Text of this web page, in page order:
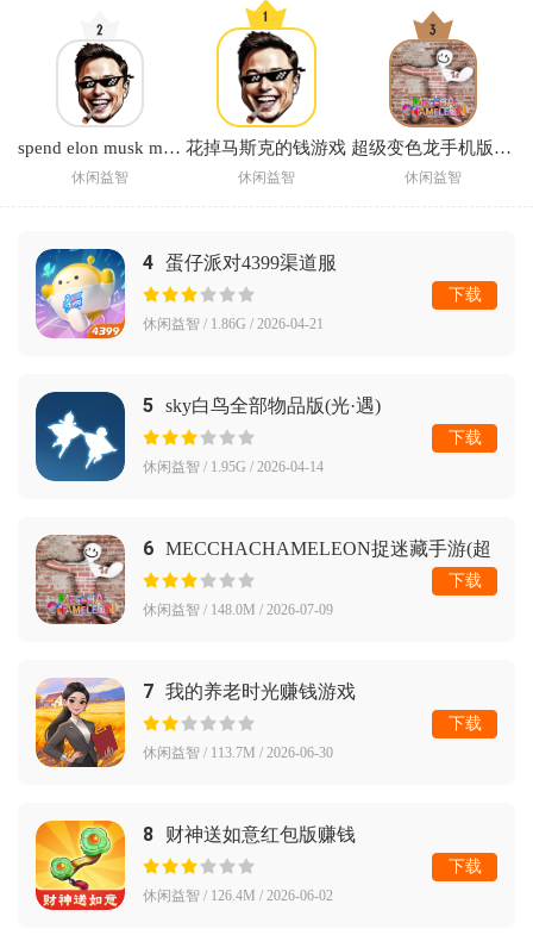
spend elon musk money中文版下载(花掉马斯克的钱)
休闲益智
花掉马斯克的钱游戏
休闲益智
超级变色龙手机版正版
休闲益智
4 蛋仔派对4399渠道服
休闲益智 / 1.86G / 2026-04-21
下载
5 sky白鸟全部物品版(光·遇)
休闲益智 / 1.95G / 2026-04-14
下载
6 MECCHACHAMELEON捉迷藏手游(超
级变色龙)
休闲益智 / 148.0M / 2026-07-09
下载
7 我的养老时光赚钱游戏
休闲益智 / 113.7M / 2026-06-30
下载
8 财神送如意红包版赚钱
休闲益智 / 126.4M / 2026-06-02
下载